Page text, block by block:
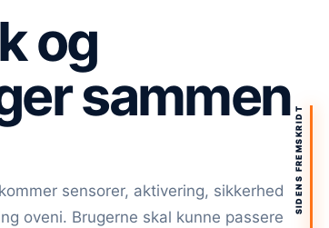
SIDENS FREMSKRIDT
og
sammen
sensorer, aktivering, sikkerhed
oveni. Brugerne skal kunne passere